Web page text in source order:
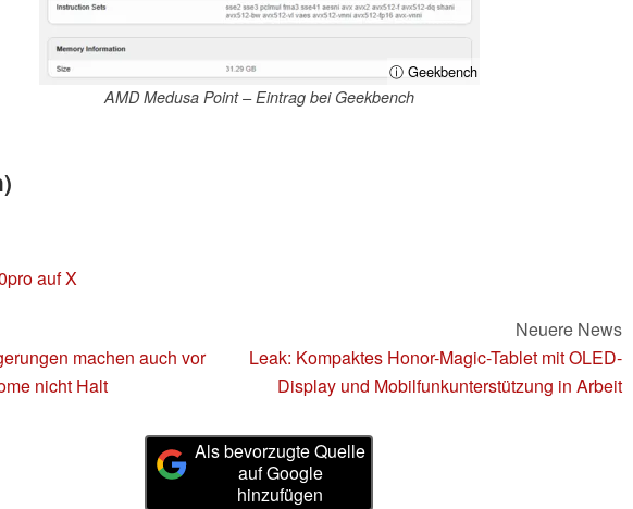
ⓘ Geekbench
AMD Medusa Point – Eintrag bei Geekbench
auf X
machen auch vor
nicht Halt
Neuere News
Leak: Kompaktes Honor-Magic-Tablet mit OLED-
Display und Mobilfunkunterstützung in Arbeit
Als bevorzugte Quelle
auf Google
hinzufügen